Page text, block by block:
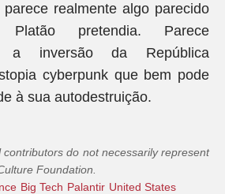
realmente algo parecido
pretendia. Parece
a inversão da República
cyberpunk que bem pode
à sua autodestruição.
contributors do not necessarily represent
Foundation.
Big Tech Palantir United States